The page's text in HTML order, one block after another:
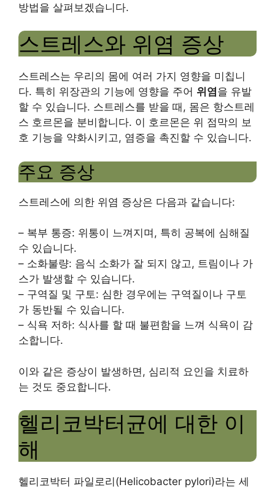
방법을 살펴보겠습니다.
스트레스와 위염 증상
스트레스는 우리의 몸에 여러 가지 영향을 미칩니
다. 특히 위장관의 기능에 영향을 주어 위염을 유발
할 수 있습니다. 스트레스를 받을 때, 몸은 항스트레
스 호르몬을 분비합니다. 이 호르몬은 위 점막의 보
호 기능을 약화시키고, 염증을 촉진할 수 있습니다.
주요 증상
스트레스에 의한 위염 증상은 다음과 같습니다:
– 복부 통증: 위통이 느껴지며, 특히 공복에 심해질
수 있습니다.
– 소화불량: 음식 소화가 잘 되지 않고, 트림이나 가
스가 발생할 수 있습니다.
– 구역질 및 구토: 심한 경우에는 구역질이나 구토
가 동반될 수 있습니다.
– 식욕 저하: 식사를 할 때 불편함을 느껴 식욕이 감
소합니다.
이와 같은 증상이 발생하면, 심리적 요인을 치료하
는 것도 중요합니다.
헬리코박터균에 대한 이
해
헬리코박터 파일로리(Helicobacter pylori)라는 세